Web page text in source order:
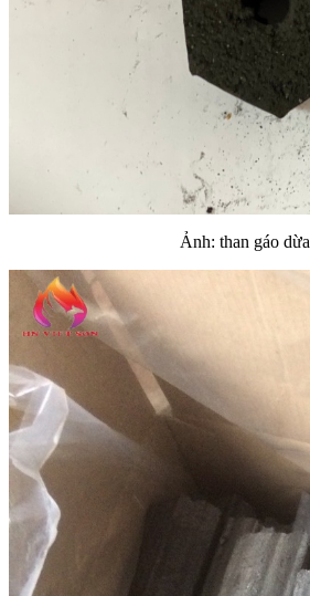
Ảnh: than gáo dừa